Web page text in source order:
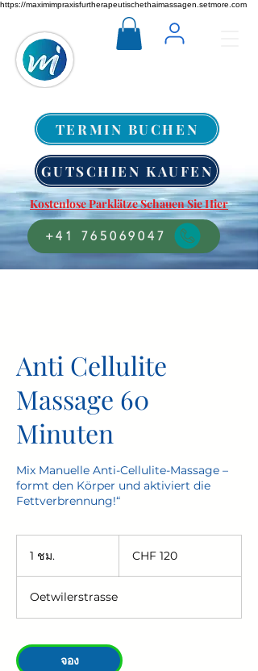
https://maximimpraxisfurtherapeutischethaimassagen.setmore.com
TERMIN BUCHEN
GUTSCHIEN KAUFEN
Kostenlose Parklätze Schauen Sie Hier
+41 765069047
Anti Cellulite
Massage 60
Minuten
Mix Manuelle Anti-Cellulite-Massage –
formt den Körper und aktiviert die
Fettverbrennung!“
1 ชม.
ก์ส
CHF 120
Oetwilerstrasse
จอง